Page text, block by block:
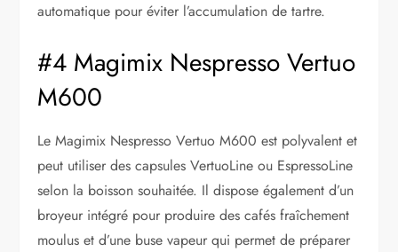
automatique pour éviter l’accumulation de tartre.
#4 Magimix Nespresso Vertuo
M600
Le Magimix Nespresso Vertuo M600 est polyvalent et
peut utiliser des capsules VertuoLine ou EspressoLine
selon la boisson souhaitée. Il dispose également d’un
broyeur intégré pour produire des cafés fraîchement
moulus et d’une buse vapeur qui permet de préparer